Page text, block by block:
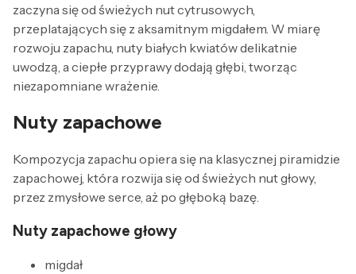
zaczyna się od świeżych nut cytrusowych,
przeplatających się z aksamitnym migdałem. W miarę
rozwoju zapachu, nuty białych kwiatów delikatnie
uwodzą, a ciepłe przyprawy dodają głębi, tworząc
niezapomniane wrażenie.
Nuty zapachowe
Kompozycja zapachu opiera się na klasycznej piramidzie
zapachowej, która rozwija się od świeżych nut głowy,
przez zmysłowe serce, aż po głęboką bazę.
Nuty zapachowe głowy
migdał